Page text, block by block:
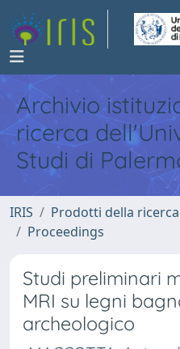
Archivio
ricerca
Studi di
IRIS Prodotti della ricerca
Proceedings
Studi preliminari
MRI su legni
archeologico